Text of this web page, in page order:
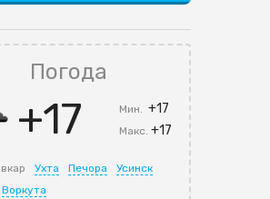
Погода
+17 Мин.+17
Макс.+17
Ухта Печора
Усинск
Воркута